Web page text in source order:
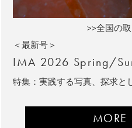
>>全国の
＜最新号＞
IMA 2026 Spring/
特集：実践する写真、探求と
MORE